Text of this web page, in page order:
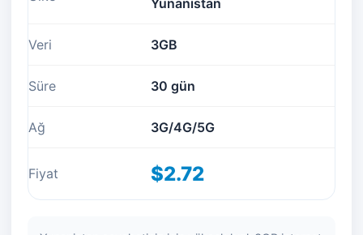
Veri 3GB
Süre 30 gün
Ağ 3G/4G/5G
Fiyat $2.72